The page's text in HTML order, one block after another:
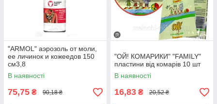
"ARMOL" аэрозоль от моли,
ее личинок и кожеедов 150
см3,8
В наявності
75,75 ₴ 90,18 ₴
"ОЙ! КОМАРИКИ" "FAMILY"
пластини від комарів 10 шт
В наявності
16,83 ₴ 20,52 ₴